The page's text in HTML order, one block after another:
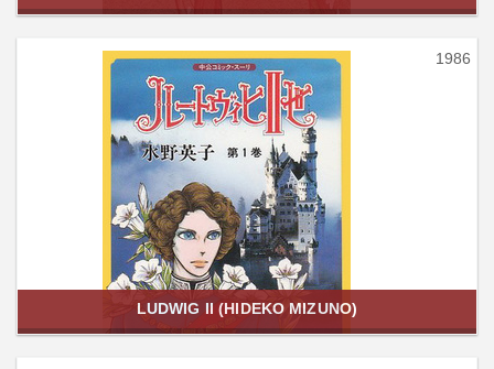
1986
LUDWIG II (HIDEKO MIZUNO)